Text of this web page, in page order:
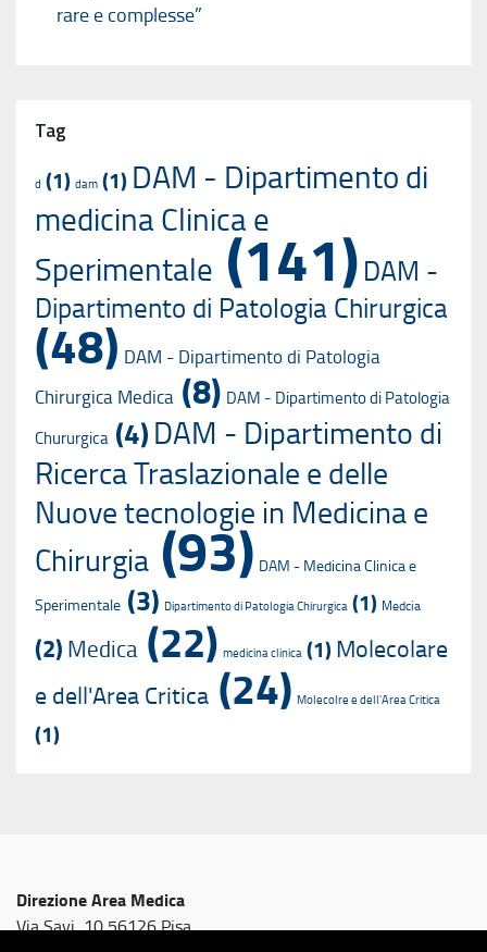
rare e complesse”
Tag
d (1) dam (1) DAM - Dipartimento di
medicina Clinica e
Sperimentale(141) DAM -
Dipartimento di Patologia Chirurgica
(48) DAM - Dipartimento di Patologia
Chirurgica Medica (8) DAM - Dipartimento di Patologia
Chururgica (4)DAM - Dipartimento di
Ricerca Traslazionale e delle
Nuove tecnologie in Medicina e
Chirurgia(93) DAM - Medicina Clinica e
Sperimentale (3) Dipartimento di Patologia Chirurgica (1) Medcia
(2) Medica (22) medicina clinica (1)Molecolare
e dell'Area Critica (24) Molecolre e dell'Area Critica
(1)
Direzione Area Medica
Via Savi, 10 56126 Pisa